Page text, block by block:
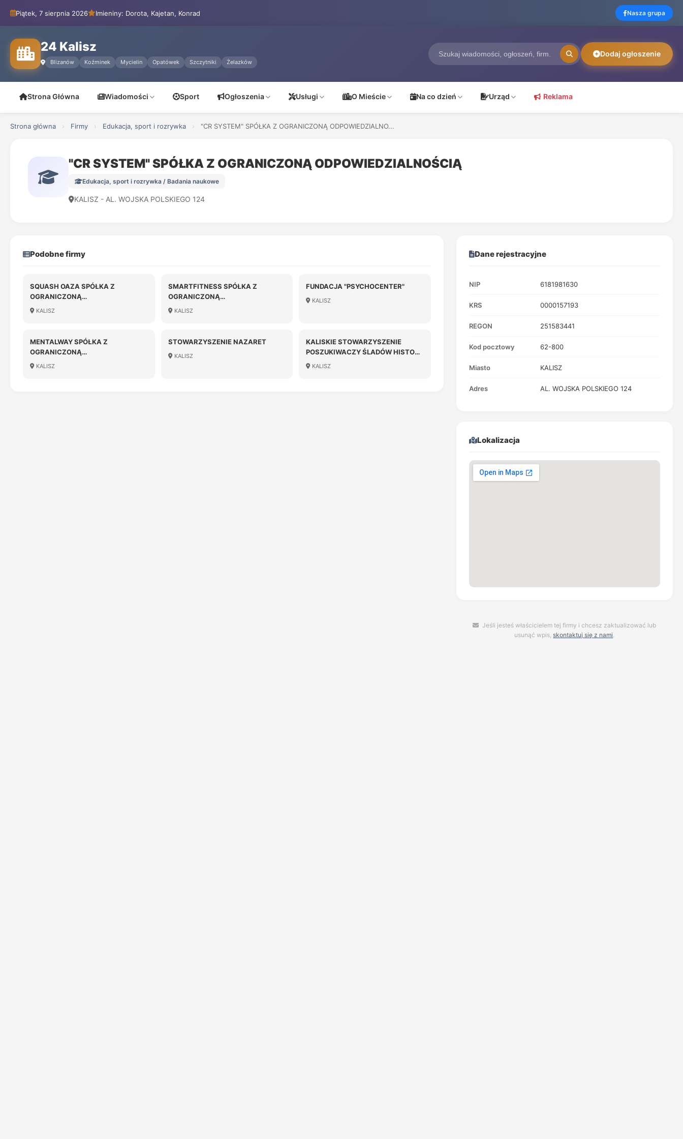
Piątek, 7 sierpnia 2026 Imieniny: Dorota, Kajetan, Konrad Nasza grupa
24 Kalisz
Blizanów Koźminek Mycielin Opatówek Szczytniki Żelazków
Dodaj ogłoszenie
Strona Główna Wiadomości Sport Ogłoszenia Usługi O Mieście Na co dzień Urząd Reklama
Strona główna › Firmy › Edukacja, sport i rozrywka › "CR SYSTEM" SPÓŁKA Z OGRANICZONĄ ODPOWIEDZIALNO...
"CR SYSTEM" SPÓŁKA Z OGRANICZONĄ ODPOWIEDZIALNOŚCIĄ
Edukacja, sport i rozrywka / Badania naukowe
KALISZ - AL. WOJSKA POLSKIEGO 124
Podobne firmy
SQUASH OAZA SPÓŁKA Z
OGRANICZONĄ
ODPOWIEDZIALNOŚCIĄ
KALISZ
SMARTFITNESS SPÓŁKA Z
OGRANICZONĄ
ODPOWIEDZIALNOŚCIĄ
KALISZ
FUNDACJA "PSYCHOCENTER"
KALISZ
MENTALWAY SPÓŁKA Z
OGRANICZONĄ
ODPOWIEDZIALNOŚCIĄ SPÓŁKA
KALISZ
STOWARZYSZENIE NAZARET
KALISZ
KALISKIE STOWARZYSZENIE
POSZUKIWACZY ŚLADÓW HISTORII
"DENAR"
KALISZ
Dane rejestracyjne
NIP 6181981630
KRS 0000157193
REGON 251583441
Kod pocztowy 62-800
Miasto KALISZ
Adres AL. WOJSKA POLSKIEGO 124
Lokalizacja
Jeśli jesteś właścicielem tej firmy i chcesz zaktualizować lub
usunąć wpis, skontaktuj się z nami.